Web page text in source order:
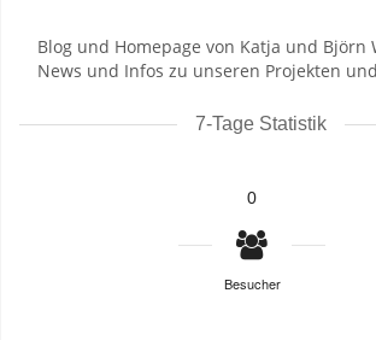
Blog und Homepage von Katja und Björn
News und Infos zu unseren Projekten
7-Tage Statistik
0
Besucher